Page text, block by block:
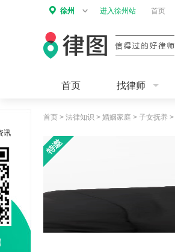
徐州 进入徐州站 首页
首页 找律师
首页 > 法律知识 > 婚姻家庭 > 子女抚养 >
讯